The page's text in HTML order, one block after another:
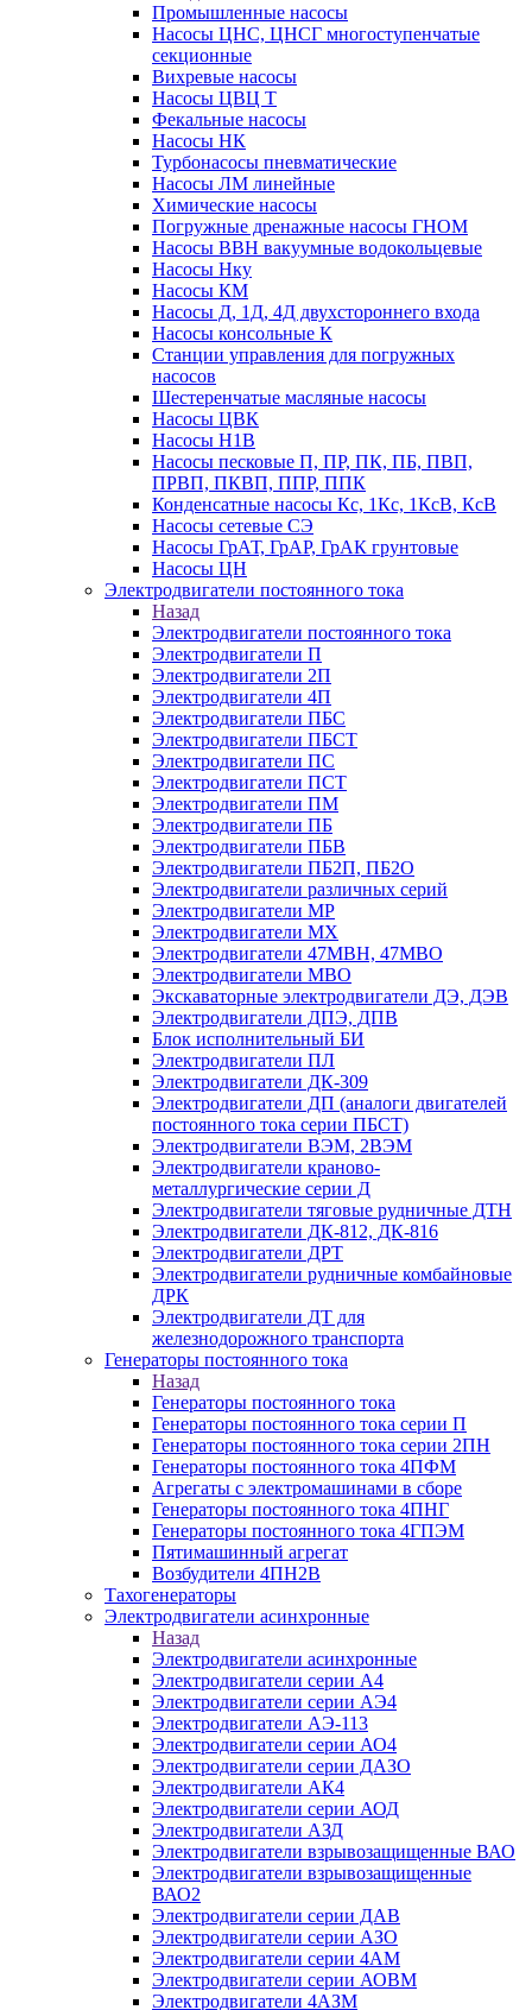
Промышленные насосы
Насосы ЦНС, ЦНСГ многоступенчатые
секционные
Вихревые насосы
Насосы ЦВЦ Т
Фекальные насосы
Насосы НК
Турбонасосы пневматические
Насосы ЛМ линейные
Химические насосы
Погружные дренажные насосы ГНОМ
Насосы ВВН вакуумные водокольцевые
Насосы Нку
Насосы КМ
Насосы Д, 1Д, 4Д двухстороннего входа
Насосы консольные К
Станции управления для погружных
насосов
Шестеренчатые масляные насосы
Насосы ЦВК
Насосы Н1В
Насосы песковые П, ПР, ПК, ПБ, ПВП,
ПРВП, ПКВП, ППР, ППК
Конденсатные насосы Кс, 1Кс, 1КсВ, КсВ
Насосы сетевые СЭ
Насосы ГрАТ, ГрАР, ГрАК грунтовые
Насосы ЦН
Электродвигатели постоянного тока
Назад
Электродвигатели постоянного тока
Электродвигатели П
Электродвигатели 2П
Электродвигатели 4П
Электродвигатели ПБС
Электродвигатели ПБСТ
Электродвигатели ПС
Электродвигатели ПСТ
Электродвигатели ПМ
Электродвигатели ПБ
Электродвигатели ПБВ
Электродвигатели ПБ2П, ПБ2О
Электродвигатели различных серий
Электродвигатели МР
Электродвигатели MX
Электродвигатели 47MBH, 47МВО
Электродвигатели MBO
Экскаваторные электродвигатели ДЭ, ДЭВ
Электродвигатели ДПЭ, ДПВ
Блок исполнительный БИ
Электродвигатели ПЛ
Электродвигатели ДК-309
Электродвигатели ДП (аналоги двигателей
постоянного тока серии ПБСТ)
Электродвигатели ВЭМ, 2ВЭМ
Электродвигатели краново-
металлургические серии Д
Электродвигатели тяговые рудничные ДТН
Электродвигатели ДК-812, ДК-816
Электродвигатели ДРТ
Электродвигатели рудничные комбайновые
ДРК
Электродвигатели ДТ для
железнодорожного транспорта
Генераторы постоянного тока
Назад
Генераторы постоянного тока
Генераторы постоянного тока серии П
Генераторы постоянного тока серии 2ПН
Генераторы постоянного тока 4ПФМ
Агрегаты с электромашинами в сборе
Генераторы постоянного тока 4ПНГ
Генераторы постоянного тока 4ГПЭМ
Пятимашинный агрегат
Возбудители 4ПН2В
Тахогенераторы
Электродвигатели асинхронные
Назад
Электродвигатели асинхронные
Электродвигатели серии А4
Электродвигатели серии АЭ4
Электродвигатели АЭ-113
Электродвигатели серии АО4
Электродвигатели серии ДАЗО
Электродвигатели АК4
Электродвигатели серии АОД
Электродвигатели АЗД
Электродвигатели взрывозащищенные ВАО
Электродвигатели взрывозащищенные
ВАО2
Электродвигатели серии ДАВ
Электродвигатели серии АЗО
Электродвигатели серии 4АМ
Электродвигатели серии АОВМ
Электродвигатели 4АЗМ